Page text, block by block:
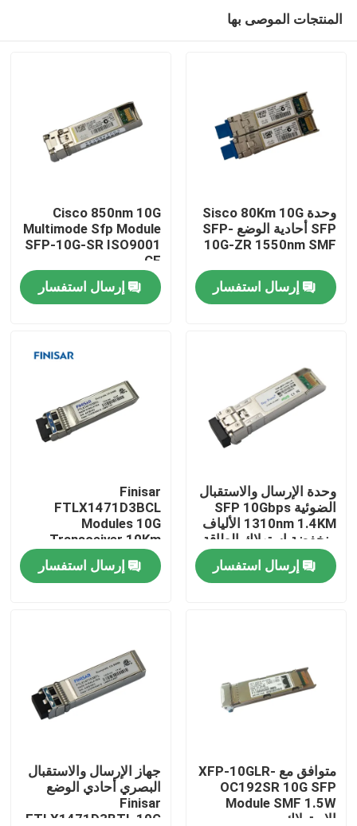
مسكن
منتجات
جولة في المعمل
مراقبة الجودة
أخبار
منتجات إنفيديا الذكاء الاصطناعي
وحدة بصرية 400G/800G
وحدة 100G QSFP28
المنتجات الموصى بها
وحدة Sisco 80Km 10G
SFP أحادية الوضع SFP-
10G-ZR 1550nm SMF
إرسال استفسار
Cisco 850nm 10G
Multimode Sfp Module
SFP-10G-SR ISO9001
CE
إرسال استفسار
وحدة الإرسال والاستقبال
الضوئية SFP 10Gbps
1310nm 1.4KM الألياف
منخفضة استهلاك الطاقة
إرسال استفسار
Finisar
FTLX1471D3BCL
Modules 10G
Transceiver 10Km
1310nm SFP Fiber
إرسال استفسار
متوافق مع XFP-10GLR-
OC192SR 10G SFP
Module SMF 1.5W
الاستهلاك
جهاز الإرسال والاستقبال
البصري أحادي الوضع
Finisar
FTLX1471D3BTL 10G